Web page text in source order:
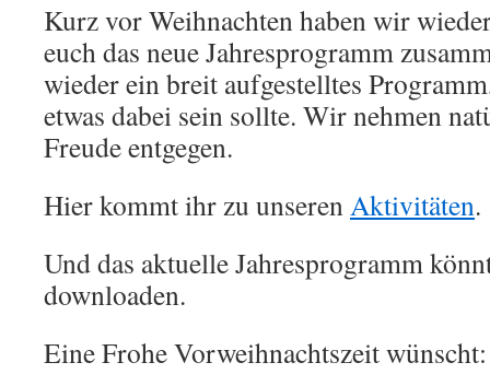
Kurz vor Weihnachten haben wir
euch das neue Jahresprogramm
wieder ein breit aufgestelltes
etwas dabei sein sollte. Wir nehmen
Freude entgegen.
Hier kommt ihr zu unserenAktivitäten.
Und das aktuelle Jahresprogramm
downloaden.
Eine Frohe Vorweihnachtszeit wünscht: